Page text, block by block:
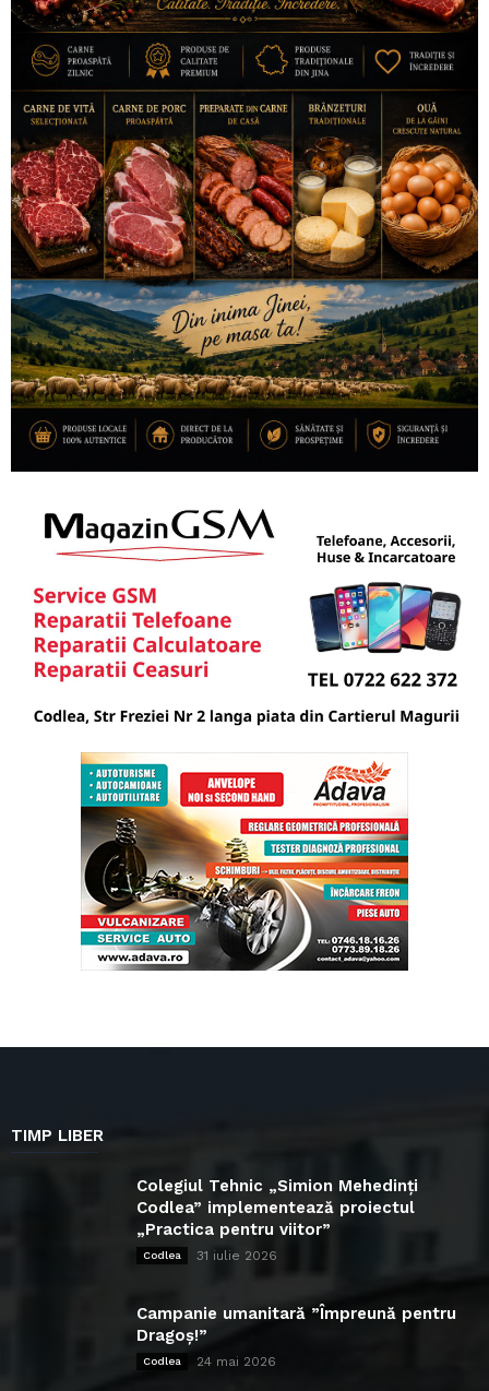
TIMP LIBER
Colegiul Tehnic „Simion Mehedinți
Codlea” implementează proiectul
„Practica pentru viitor”
Codlea 31 iulie 2026
Campanie umanitară ”Împreună pentru
Dragoș!”
Codlea 24 mai 2026